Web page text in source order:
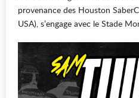
provenance des Houston
USA), s’engage avec le Stade